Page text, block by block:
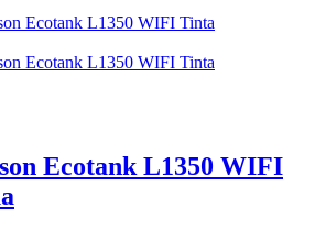
Ecotank L1350 WIFI